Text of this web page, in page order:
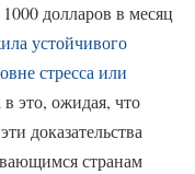
долларов в месяц
устойчивого
стресса или
это, ожидая, что
доказательства
странам